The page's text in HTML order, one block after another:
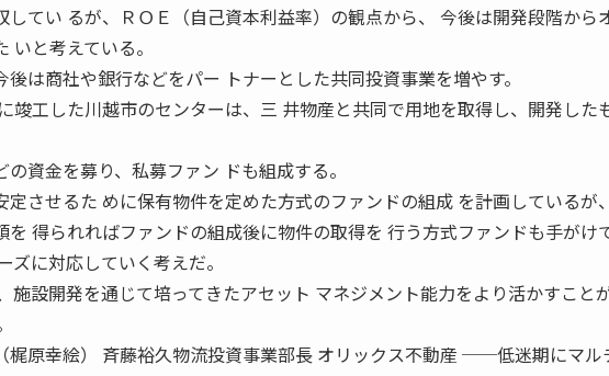
してい るが、ＲＯＥ（自己資本利益率）の観点から、 今後は開発段階から
いと考えている。
は商社や銀行などをパー トナーとした共同投資事業を増やす。
竣工した川越市のセンターは、三 井物産と共同で用地を取得し、開発した
資金を募り、私募ファン ドも組成する。
定させるた めに保有物件を定めた方式のファンドの組成 を計画しているが
を 得られればファンドの組成後に物件の取得を 行う方式ファンドも手がけ
ズに対応していく考えだ。
施設開発を通じて培ってきたアセット マネジメント能力をより活かすこと
斉藤裕久物流投資事業部長 オリックス不動産 ──低迷期にマル